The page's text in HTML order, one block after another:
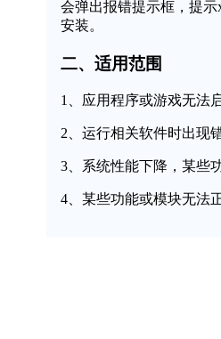
会弹出报错提示框，提示
安装。
二、适用范围
1、应用程序或游戏无法
2、运行相关软件时出现
3、系统性能下降，某些
4、某些功能或模块无法